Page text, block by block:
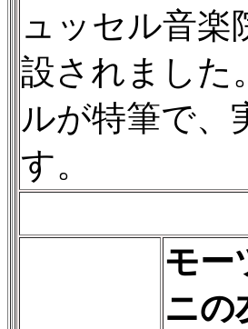
ュッセル音楽
設されました
ルが特筆で、
す。
モー
ニの